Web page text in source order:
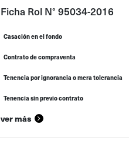
Ficha Rol N° 95034-2016
Casación en el fondo
Contrato de compraventa
Tenencia por ignorancia o mera tolerancia
Tenencia sin previo contrato
ver más